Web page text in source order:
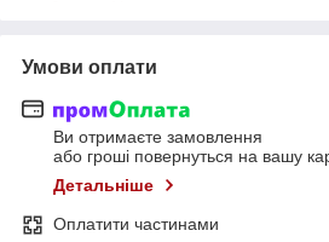
Умови оплати
Ви отримаєте замовлення
або гроші повернуться на вашу
Детальніше
Оплатити частинами